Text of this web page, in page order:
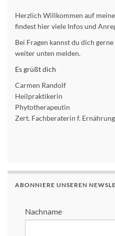
Herzlich Willkommen auf
findest hier viele Infos und
Bei Fragen kannst du dich
weiter unten melden.
Es grüßt dich
Carmen Randolf
Heilpraktikerin
Phytotherapeutin
Zert. Fachberaterin f.
ABONNIERE UNSEREN
Nachname